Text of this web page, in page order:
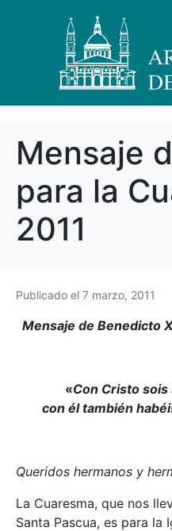
Mensaje
para la
2011
Publicado el 7 marzo, 2011
Mensaje de Benedicto
«Con Cristo
con él también
Queridos hermanos y
La Cuaresma, que nos
Santa Pascua, es para